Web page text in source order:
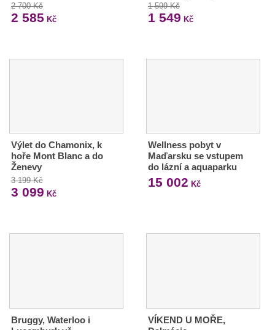
2 700 Kč
2 585 Kč
1 599 Kč
1 549 Kč
Výlet do Chamonix, k
hoře Mont Blanc a do
Ženevy
3 199 Kč
3 099 Kč
Wellness pobyt v
Maďarsku se vstupem
do lázní a aquaparku
15 002 Kč
Bruggy, Waterloo i
VÍKEND U MOŘE,